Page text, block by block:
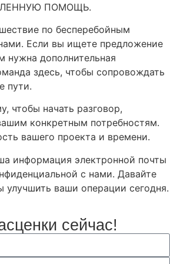
ПОМОЩЬ.
по бесперебойным
Если вы ищете предложение
нужна дополнительная
здесь, чтобы сопровождать
пути.
чтобы начать разговор,
конкретным потребностям.
вашего проекта и времени.
информация электронной почты
с нами. Давайте
улучшить ваши операции сегодня.
сейчас!